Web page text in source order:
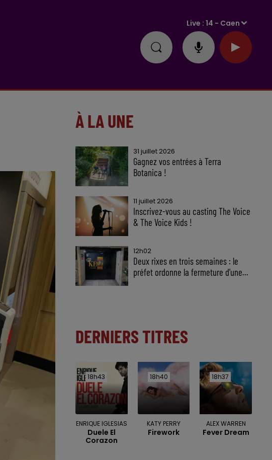
Live :14 - Caen
À LA UNE
31 juillet 2026
Gagnez vos entrées à Terra
Botanica !
11 juillet 2026
Inscrivez-vous au casting The Voice
& The Voice Kids !
12h02
Deux rixes en trois semaines : le
préfet ordonne la fermeture d'une...
DERNIERS TITRES
18h43
18h43
ENRIQUE IGLESIAS
Duele El
Corazon
18h40
18h40
KATY PERRY
Firework
18h37
18h37
ALEX WARREN
Fever Dream